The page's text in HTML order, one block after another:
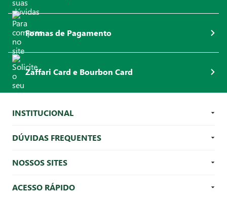
Formas de Pagamento
Zaffari Card e Bourbon Card
INSTITUCIONAL
DÚVIDAS FREQUENTES
NOSSOS SITES
ACESSO RÁPIDO